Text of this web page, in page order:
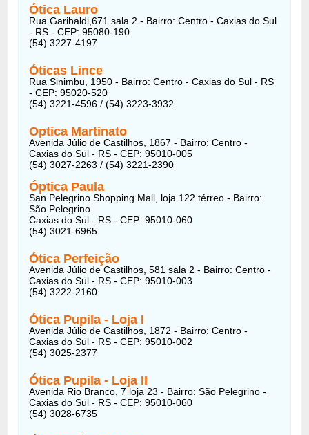
Ótica Lauro
Rua Garibaldi,671 sala 2 - Bairro: Centro - Caxias do Sul
- RS - CEP: 95080-190
(54) 3227-4197
Óticas Lince
Rua Sinimbu, 1950 - Bairro: Centro - Caxias do Sul - RS
- CEP: 95020-520
(54) 3221-4596 / (54) 3223-3932
Optica Martinato
Avenida Júlio de Castilhos, 1867 - Bairro: Centro -
Caxias do Sul - RS - CEP: 95010-005
(54) 3027-2263 / (54) 3221-2390
Óptica Paula
San Pelegrino Shopping Mall, loja 122 térreo - Bairro:
São Pelegrino
Caxias do Sul - RS - CEP: 95010-060
(54) 3021-6965
Ótica Perfeição
Avenida Júlio de Castilhos, 581 sala 2 - Bairro: Centro -
Caxias do Sul - RS - CEP: 95010-003
(54) 3222-2160
Ótica Pupila - Loja I
Avenida Júlio de Castilhos, 1872 - Bairro: Centro -
Caxias do Sul - RS - CEP: 95010-002
(54) 3025-2377
Ótica Pupila - Loja II
Avenida Rio Branco, 7 loja 23 - Bairro: São Pelegrino -
Caxias do Sul - RS - CEP: 95010-060
(54) 3028-6735